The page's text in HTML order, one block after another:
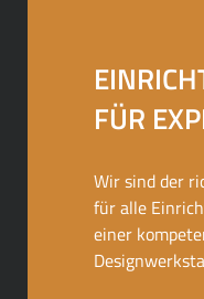
FÜR
Wir sind der
für alle
einer